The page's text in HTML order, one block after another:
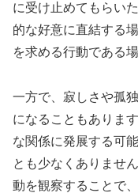
に受け止めてもらい
的な好意に直結する
を求める行動である
一方で、寂しさや孤
になることもありま
な関係に発展する可
とも少なくありませ
動を観察することで